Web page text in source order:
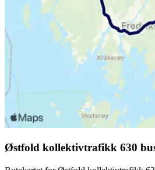
Østfold kollektivtrafikk 630